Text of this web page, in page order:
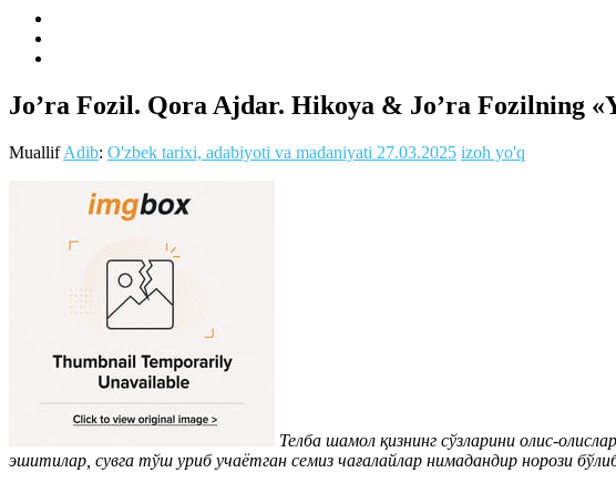
Jo’ra Fozil. Qora Ajdar. Hikoya & Jo’ra Fozilning
MuallifAdib: O'zbek tarixi, adabiyoti va madaniyati 27.03.2025 izoh yo'q
Телба шамол қизнинг сўзларини олис-
эшитилар, сувга тўш уриб учаётган семиз чағалайлар нимадандир норози